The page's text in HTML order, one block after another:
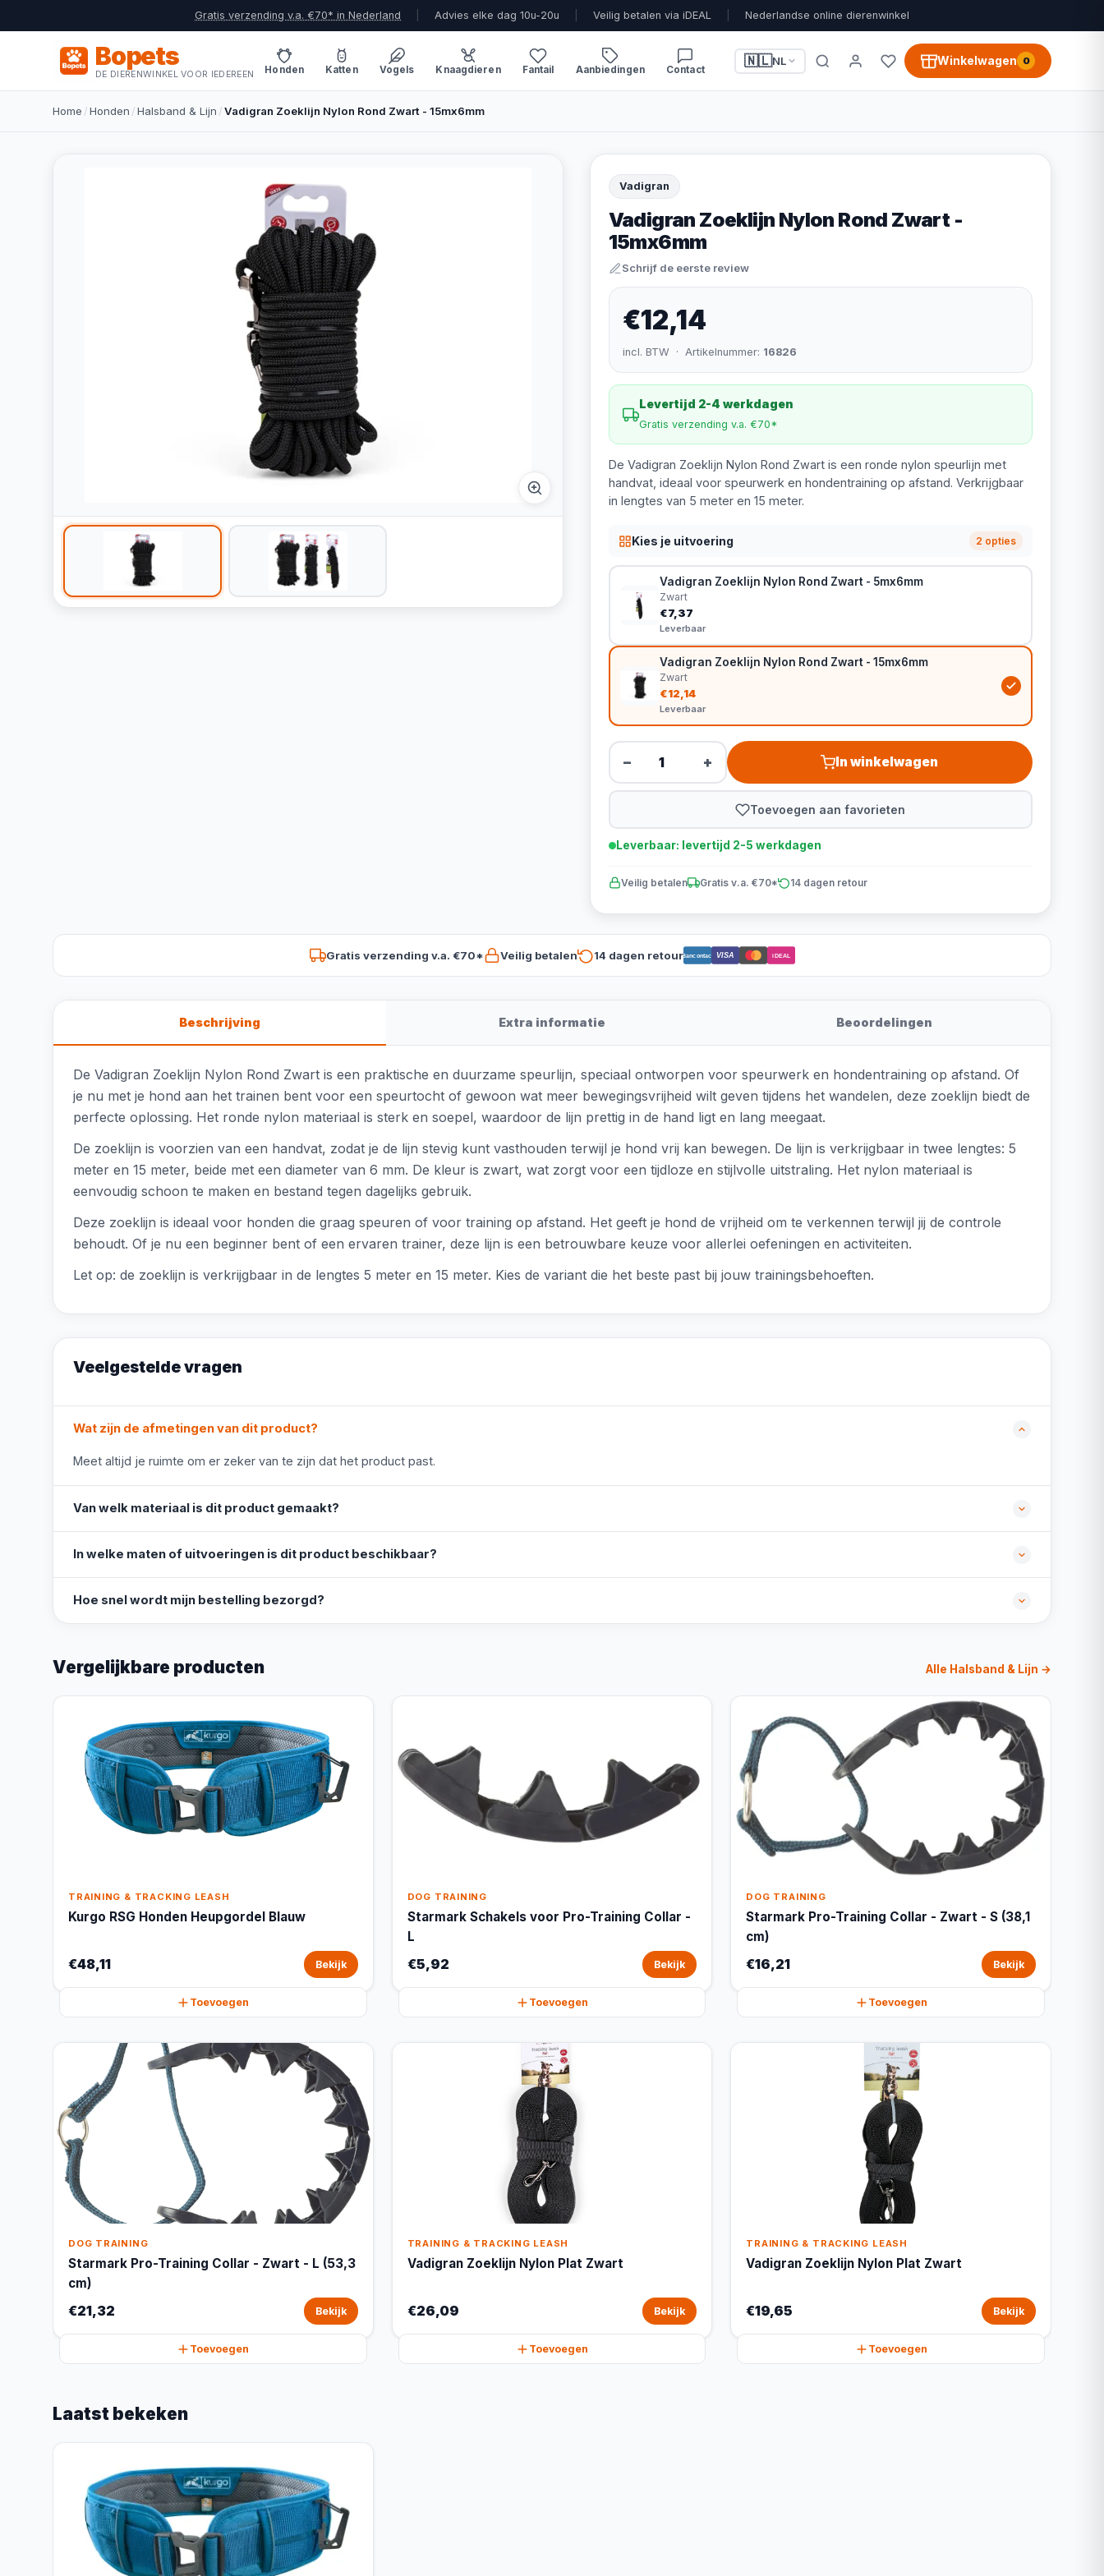
Gratis verzending v.a. €70* in Nederland Advies elke dag 10u-20u Veilig betalen via iDEAL Nederlandse online dierenwinkel
Bopets
DE DIERENWINKEL VOOR IEDEREEN Honden Katten Vogels Knaagdieren Fantail Aanbiedingen Contact
🇳🇱NL Winkelwagen 0
Home /Honden /Halsband & Lijn /Vadigran Zoeklijn Nylon Rond Zwart - 15mx6mm
Vadigran
Vadigran Zoeklijn Nylon Rond Zwart -
15mx6mm
Schrijf de eerste review
€12,14
incl. BTW · Artikelnummer: 16826
Levertijd 2-4 werkdagen
Gratis verzending v.a. €70*
De Vadigran Zoeklijn Nylon Rond Zwart is een ronde nylon speurlijn met
handvat, ideaal voor speurwerk en hondentraining op afstand. Verkrijgbaar
in lengtes van 5 meter en 15 meter.
Kies je uitvoering 2 opties
Vadigran Zoeklijn Nylon Rond Zwart - 5mx6mm
Zwart
€7,37
Leverbaar
Vadigran Zoeklijn Nylon Rond Zwart - 15mx6mm
Zwart
€12,14
Leverbaar
− + In winkelwagen
Toevoegen aan favorieten
Leverbaar: levertijd 2-5 werkdagen
Veilig betalen Gratis v.a. €70* 14 dagen retour
Gratis verzending v.a. €70* Veilig betalen 14 dagen retourBancontact VISA iDEAL
Beschrijving Extra informatie Beoordelingen
De Vadigran Zoeklijn Nylon Rond Zwart is een praktische en duurzame speurlijn, speciaal ontworpen voor speurwerk en hondentraining op afstand. Of
je nu met je hond aan het trainen bent voor een speurtocht of gewoon wat meer bewegingsvrijheid wilt geven tijdens het wandelen, deze zoeklijn biedt de
perfecte oplossing. Het ronde nylon materiaal is sterk en soepel, waardoor de lijn prettig in de hand ligt en lang meegaat.
De zoeklijn is voorzien van een handvat, zodat je de lijn stevig kunt vasthouden terwijl je hond vrij kan bewegen. De lijn is verkrijgbaar in twee lengtes: 5
meter en 15 meter, beide met een diameter van 6 mm. De kleur is zwart, wat zorgt voor een tijdloze en stijlvolle uitstraling. Het nylon materiaal is
eenvoudig schoon te maken en bestand tegen dagelijks gebruik.
Deze zoeklijn is ideaal voor honden die graag speuren of voor training op afstand. Het geeft je hond de vrijheid om te verkennen terwijl jij de controle
behoudt. Of je nu een beginner bent of een ervaren trainer, deze lijn is een betrouwbare keuze voor allerlei oefeningen en activiteiten.
Let op: de zoeklijn is verkrijgbaar in de lengtes 5 meter en 15 meter. Kies de variant die het beste past bij jouw trainingsbehoeften.
Veelgestelde vragen
Wat zijn de afmetingen van dit product?
Meet altijd je ruimte om er zeker van te zijn dat het product past.
Van welk materiaal is dit product gemaakt?
In welke maten of uitvoeringen is dit product beschikbaar?
Hoe snel wordt mijn bestelling bezorgd?
Vergelijkbare producten Alle Halsband & Lijn →
TRAINING & TRACKING LEASH
Kurgo RSG Honden Heupgordel Blauw
€48,11 Bekijk
Toevoegen
DOG TRAINING
Starmark Schakels voor Pro-Training Collar -
L
€5,92 Bekijk
Toevoegen
DOG TRAINING
Starmark Pro-Training Collar - Zwart - S (38,1
cm)
€16,21 Bekijk
Toevoegen
DOG TRAINING
Starmark Pro-Training Collar - Zwart - L (53,3
cm)
€21,32 Bekijk
Toevoegen
TRAINING & TRACKING LEASH
Vadigran Zoeklijn Nylon Plat Zwart
€26,09 Bekijk
Toevoegen
TRAINING & TRACKING LEASH
Vadigran Zoeklijn Nylon Plat Zwart
€19,65 Bekijk
Toevoegen
Laatst bekeken